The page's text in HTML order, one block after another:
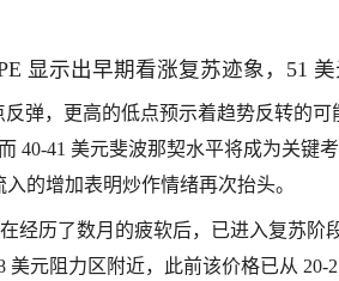
显示出早期看涨复苏迹象，51
弹，更高的低点预示着趋势反转的可
40-41 美元斐波那契水平将成为关键考
的增加表明炒作情绪再次抬头。
经历了数月的疲软后，已进入复苏
美元阻力区附近，此前该价格已从 20-